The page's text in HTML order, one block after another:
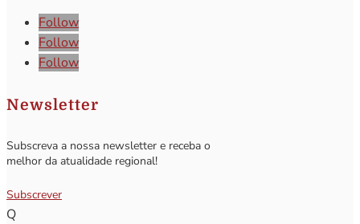
Follow
Follow
Follow
Newsletter
Subscreva a nossa newsletter e receba o
melhor da atualidade regional!
Subscrever
Q